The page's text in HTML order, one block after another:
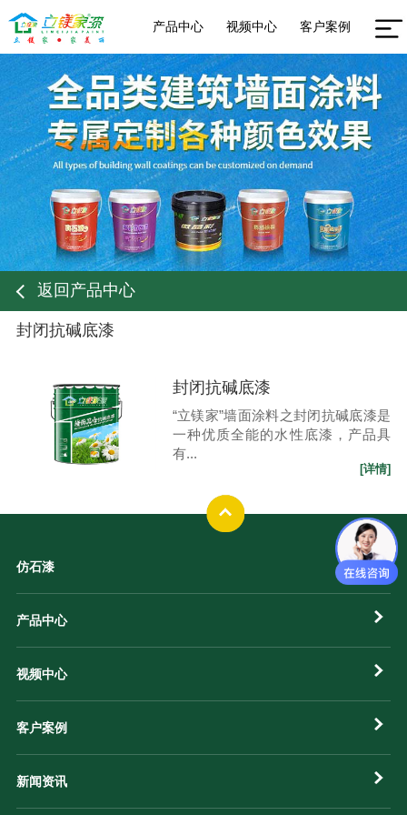
产品中心 视频中心 客户案例
返回产品中心
封闭抗碱底漆
封闭抗碱底漆
“立镁家”墙面涂料之封闭抗碱底漆是
一种优质全能的水性底漆，产品具
有...
[详情]
仿石漆
产品中心
视频中心
客户案例
新闻资讯